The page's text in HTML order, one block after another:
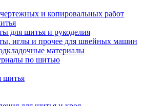
и копировальных работ
для шитья и рукоделия
иглы и прочее для швейных машин
материалы
по шитью
шитья